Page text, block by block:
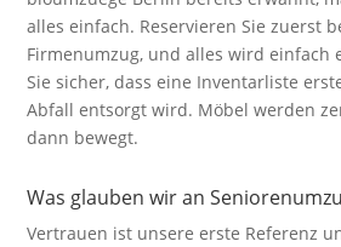
alles einfach. Reservieren Sie zuerst
Firmenumzug, und alles wird einfach
Sie sicher, dass eine Inventarliste
Abfall entsorgt wird. Möbel werden
dann bewegt.
Was glauben wir an
Vertrauen ist unsere erste Referenz